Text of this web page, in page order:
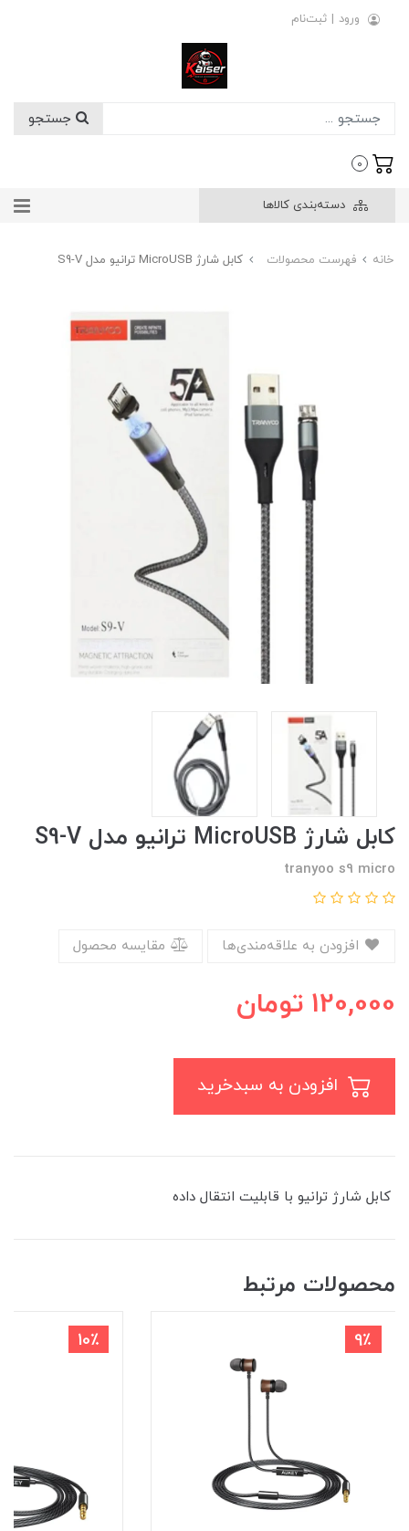
ورود | ثبت‌نام
0
دسته‌بندی کالاها
خانه فهرست محصولات کابل شارژ MicroUSB ترانیو مدل S9-V
کابل شارژ MicroUSB ترانیو مدل S9-V
tranyoo s9 micro
مقایسه محصول
120,000 تومان
کابل شارژ ترانیو با قابلیت انتقال داده
محصولات مرتبط
9٪ 10٪